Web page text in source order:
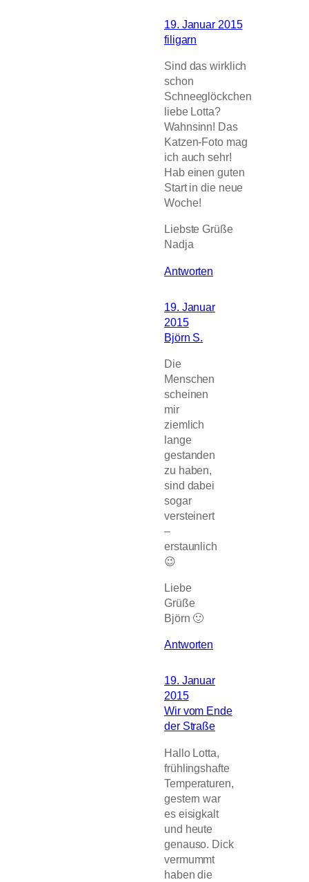
19. Januar 2015
filigarn
Sind das wirklich
schon
Schneeglöckchen
liebe Lotta?
Wahnsinn! Das
Katzen-Foto mag
ich auch sehr!
Hab einen guten
Start in die neue
Woche!
Liebste Grüße
Nadja
Antworten
19. Januar
2015
Björn S.
Die
Menschen
scheinen
mir
ziemlich
lange
gestanden
zu haben,
sind dabei
sogar
versteinert
–
erstaunlich
😉
Liebe
Grüße
Björn 🙂
Antworten
19. Januar
2015
Wir vom Ende
der Straße
Hallo Lotta,
frühlingshafte
Temperaturen,
gestern war
es eisigkalt
und heute
genauso. Dick
vermummt
haben die